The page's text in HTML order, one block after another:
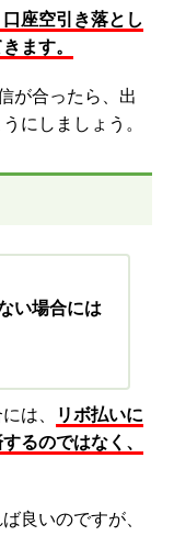
座空引き落とし
ます。
が合ったら、出
にしましょう。
い場合には
は、
リボ払いに
るのではなく、
良いのですが、